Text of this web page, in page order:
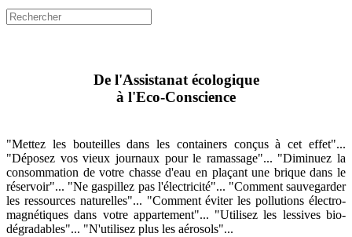
De l'Assistanat écologique
à l'Eco-Conscience
"Mettez les bouteilles dans les containers conçus à cet effet"...
"Déposez vos vieux journaux pour le ramassage"... "Diminuez la
consommation de votre chasse d'eau en plaçant une brique dans le
réservoir"... "Ne gaspillez pas l'électricité"... "Comment sauvegarder
les ressources naturelles"... "Comment éviter les pollutions électro-
magnétiques dans votre appartement"... "Utilisez les lessives bio-
dégradables"... "N'utilisez plus les aérosols"...